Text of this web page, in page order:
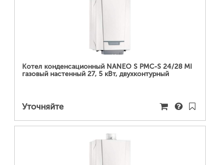
ПОДРОБНЕЕ...
Котел конденсационный NANEO S PMC-S 24/28 MI
газовый настенный 27, 5 кВт, двухконтурный
Уточняйте